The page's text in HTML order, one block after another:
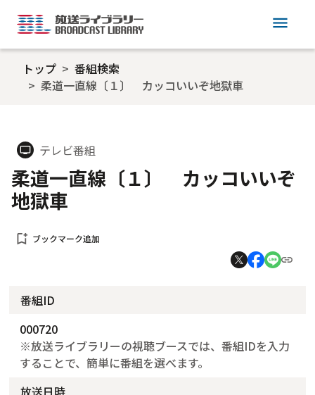
menu
トップ
番組検索
柔道一直線〔１〕 カッコいいぞ地獄車
tv テレビ番組
柔道一直線〔１〕 カッコいいぞ
地獄車
bookmark_add ブックマーク追加
番組ID
000720
※放送ライブラリーの視聴ブースでは、番組IDを入力
することで、簡単に番組を選べます。
放送日時